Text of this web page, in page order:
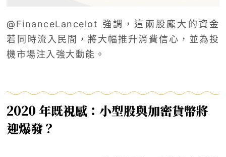
@FinanceLancelot 強調，這兩股龐大的資金
若同時流入民間，將大幅推升消費信心，並為投
機市場注入強大動能。
2020 年既視感：小型股與加密貨幣將
迎爆發？